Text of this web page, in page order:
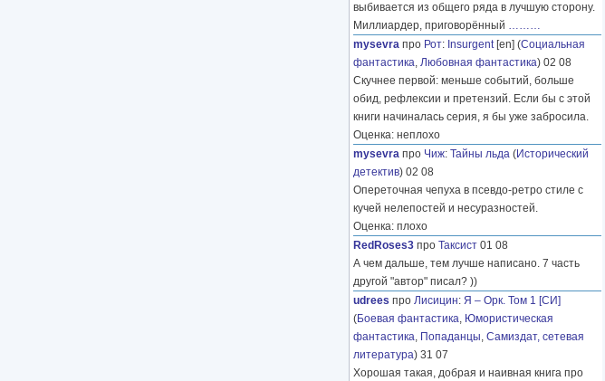
выбивается из общего ряда в лучшую сторону.
Миллиардер, приговорённый ………
mysevra про Рот: Insurgent[en] (Социальная
фантастика, Любовная фантастика) 02 08
Скучнее первой: меньше событий, больше
обид, рефлексии и претензий. Если бы с этой
книги начиналась серия, я бы уже забросила.
Оценка: неплохо
mysevra про Чиж: Тайны льда (Исторический
детектив) 02 08
Опереточная чепуха в псевдо-ретро стиле с
кучей нелепостей и несуразностей.
Оценка: плохо
RedRoses3 про Таксист 01 08
А чем дальше, тем лучше написано. 7 часть
другой "автор" писал? ))
udrees про Лисицин: Я – Орк. Том 1 [СИ]
(Боевая фантастика, Юмористическая
фантастика, Попаданцы, Самиздат, сетевая
литература) 31 07
Хорошая такая, добрая и наивная книга про